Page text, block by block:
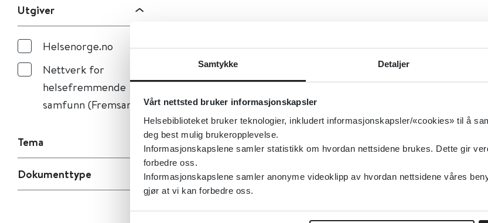
Samtykke Detaljer
Vårt nettsted bruker informasjonskapsler
Helsebiblioteket bruker teknologier, inkludert informasjonskapsler/«cookies» til å
deg best mulig brukeropplevelse.
Informasjonskapslene samler statistikk om hvordan nettsidene brukes. Dette gir
forbedre oss.
Informasjonskapslene samler anonyme videoklipp av hvordan nettsidene våres
gjør at vi kan forbedre oss.
Utgiver
Helsenorge.no
Nettverk for
helsefremmende
samfunn (Fremsam)
Tema
Dokumenttype